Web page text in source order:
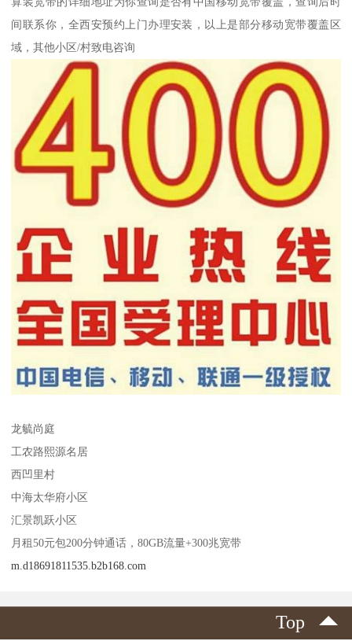
间联系你，全西安预约上门办理安装，以上是部分移动宽带覆盖区
域，其他小区/村致电咨询
龙毓尚庭
工农路熙源名居
西凹里村
中海太华府小区
汇景凯跃小区
月租50元包200分钟通话，80GB流量+300兆宽带
m.d18691811535.b2b168.com
Top